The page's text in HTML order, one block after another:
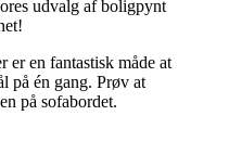
udvalg af boligpynt
en fantastisk måde at
på én gang. Prøv at
på sofabordet.